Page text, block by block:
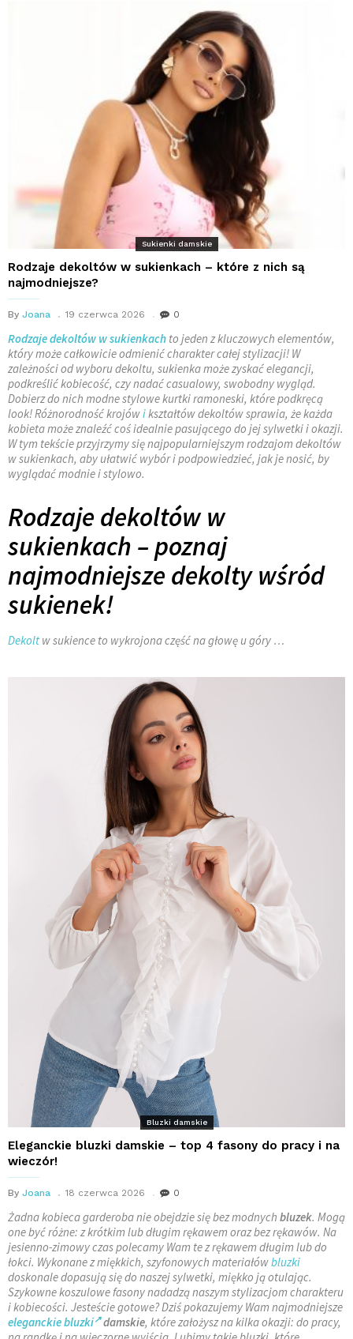
Sukienki damskie
Rodzaje dekoltów w sukienkach – które z nich są
najmodniejsze?
By Joana 19 czerwca 2026 0
Rodzaje dekoltów w sukienkach to jeden z kluczowych elementów,
który może całkowicie odmienić charakter całej stylizacji! W
zależności od wyboru dekoltu, sukienka może zyskać elegancji,
podkreślić kobiecość, czy nadać casualowy, swobodny wygląd.
Dobierz do nich modne stylowe kurtki ramoneski, które podkręcą
look! Różnorodność krojówikształtów dekoltów sprawia, że każda
kobieta może znaleźć coś idealnie pasującego do jej sylwetki i okazji.
W tym tekście przyjrzymy się najpopularniejszym rodzajom dekoltów
w sukienkach, aby ułatwić wybór i podpowiedzieć, jak je nosić, by
wyglądać modnie i stylowo.
Rodzaje dekoltów w
sukienkach – poznaj
najmodniejsze dekolty wśród
sukienek!
Dekolt w sukience to wykrojona część na głowę u góry …
Bluzki damskie
Eleganckie bluzki damskie – top 4 fasony do pracy i na
wieczór!
By Joana 18 czerwca 2026 0
Żadna kobieca garderoba nie obejdzie się bez modnych bluzek. Mogą
one być różne: z krótkim lub długim rękawem oraz bez rękawów. Na
jesienno-zimowy czas polecamy Wam te z rękawem długim lub do
łokci. Wykonane z miękkich, szyfonowych materiałówbluzki
doskonale dopasują się do naszej sylwetki, miękko ją otulając.
Szykowne koszulowe fasony nadadzą naszym stylizacjom charakteru
i kobiecości. Jesteście gotowe? Dziś pokazujemy Wam najmodniejsze
eleganckie bluzki damskie, które założysz na kilka okazji: do pracy,